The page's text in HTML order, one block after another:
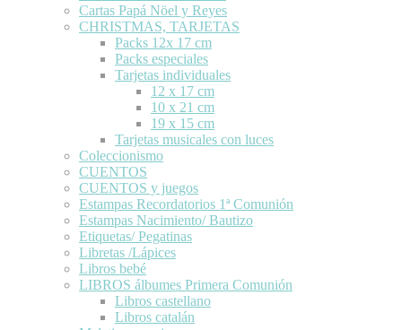
Cartas Papá Nöel y Reyes
CHRISTMAS, TARJETAS
Packs 12x 17 cm
Packs especiales
Tarjetas individuales
12 x 17 cm
10 x 21 cm
19 x 15 cm
Tarjetas musicales con luces
Coleccionismo
CUENTOS
CUENTOS y juegos
Estampas Recordatorios 1ª Comunión
Estampas Nacimiento/ Bautizo
Etiquetas/ Pegatinas
Libretas /Lápices
Libros bebé
LIBROS álbumes Primera Comunión
Libros castellano
Libros catalán